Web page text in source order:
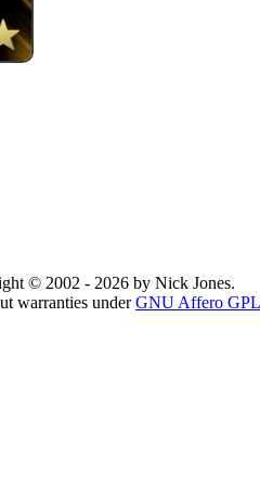
© 2002 - 2026 by Nick Jones.
warranties underGNU Affero GPL